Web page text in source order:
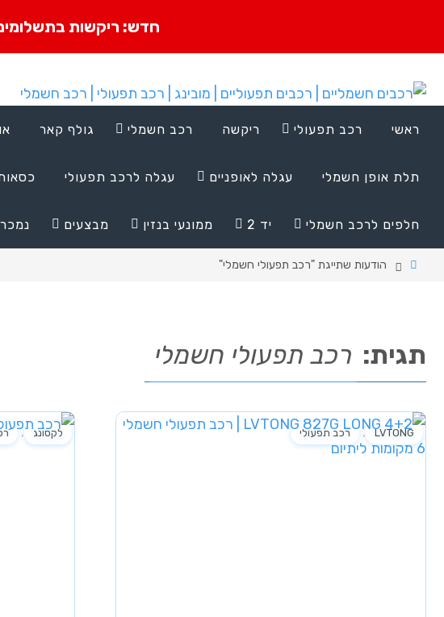
חדש: ריקשות
ראשי רכב תפעולי ריקשה רכב חשמלי גולף קאר
תלת אופן חשמלי עגלה לאופניים עגלה לרכב תפעולי
חלפים לרכב חשמלי יד 2 ממונעי בנזין מבצעים נמכר
הודעות שתייגת "רכב תפעולי חשמלי"
תגית: רכב תפעולי חשמלי
LVTONG
, רכב תפעולי לקסונג ,